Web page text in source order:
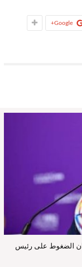
Google+
الضغوط على رئيس